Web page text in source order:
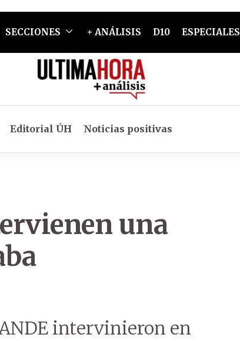
SECCIONES + ANÁLISIS D10 ESPECIALES
Editorial ÚH Noticias positivas
una
intervinieron en